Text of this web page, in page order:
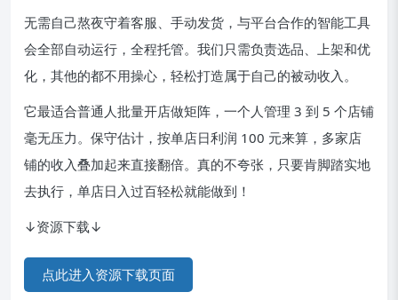
无需自己熬夜守着客服、手动发货，与平台合作的智能工具
会全部自动运行，全程托管。我们只需负责选品、上架和优
化，其他的都不用操心，轻松打造属于自己的被动收入。
它最适合普通人批量开店做矩阵，一个人管理 3 到 5 个店铺
毫无压力。保守估计，按单店日利润 100 元来算，多家店
铺的收入叠加起来直接翻倍。真的不夸张，只要肯脚踏实地
去执行，单店日入过百轻松就能做到！
↓资源下载↓
点此进入资源下载页面